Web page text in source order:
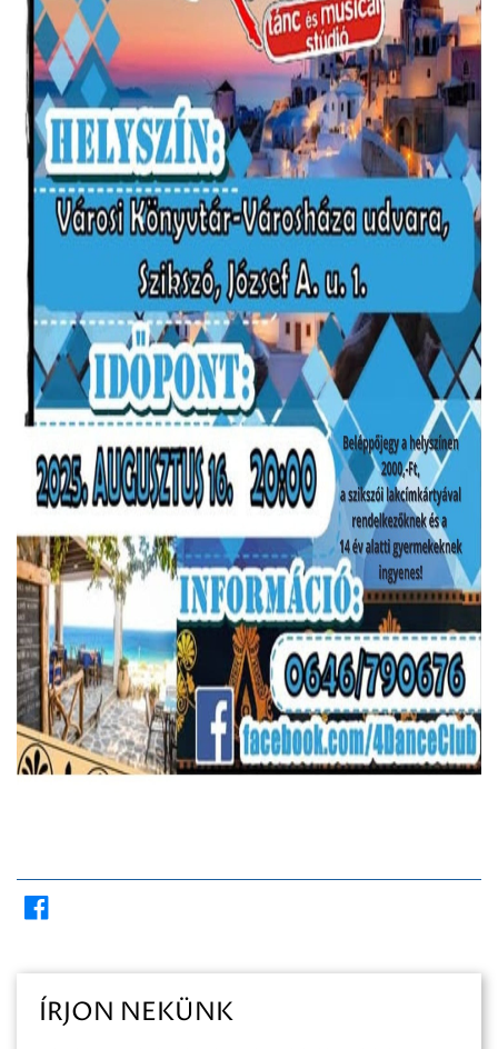
ÍRJON NEKÜNK